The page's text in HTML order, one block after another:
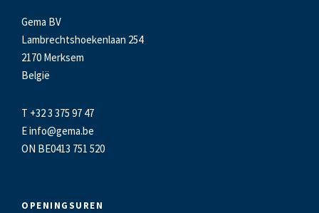
Gema BV
Lambrechtshoekenlaan 254
2170 Merksem
België
T +32 3 375 97 47
Einfo@gema.be
ON BE0413 751 520
OPENINGSUREN